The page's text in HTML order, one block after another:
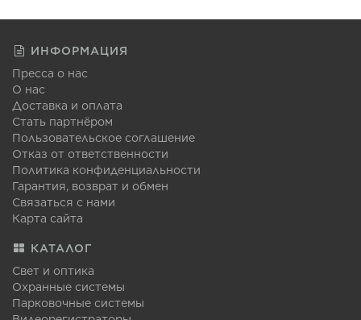
ИНФОРМАЦИЯ
Пресса о нас
О нас
Доставка и оплата
Стать партнёром
Пользовательское соглашение
Отказ от ответственности
Политика конфиденциальности
Гарантия, возврат и обмен
Связаться с нами
Карта сайта
КАТАЛОГ
Свет и оптика
Охранные системы
Парковочные системы